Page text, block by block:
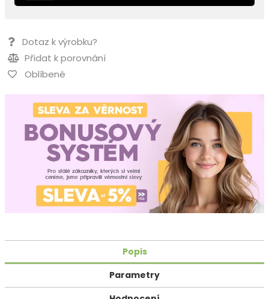
Dotaz k výrobku?
Přidat k porovnání
Oblíbené
Popis
Parametry